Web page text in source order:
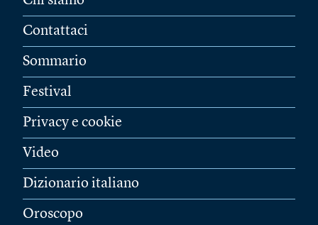
Contattaci
Sommario
Festival
Privacy e cookie
Video
Dizionario italiano
Oroscopo